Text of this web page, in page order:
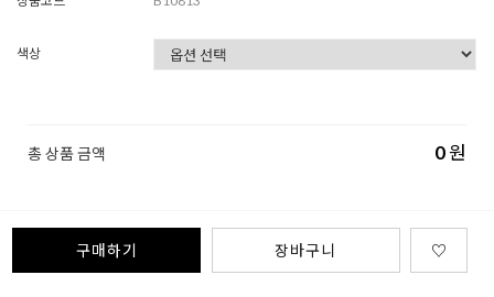
색상
총 상품 금액 0원
구매하기 장바구니 ♡